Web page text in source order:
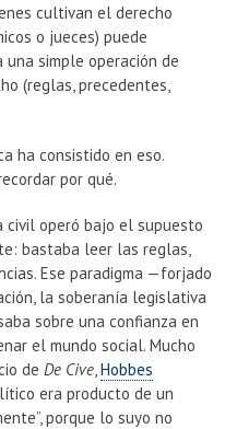
cultivan el derecho
o jueces) puede
una simple operación de
(reglas, precedentes,
ha consistido en eso.
por qué.
civil operó bajo el supuesto
bastaba leer las reglas,
Ese paradigma —forjado
la soberanía legislativa
sobre una confianza en
el mundo social. Mucho
de De Cive, Hobbes
era producto de un
porque lo suyo no